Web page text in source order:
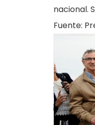
nacional.
Fuente: